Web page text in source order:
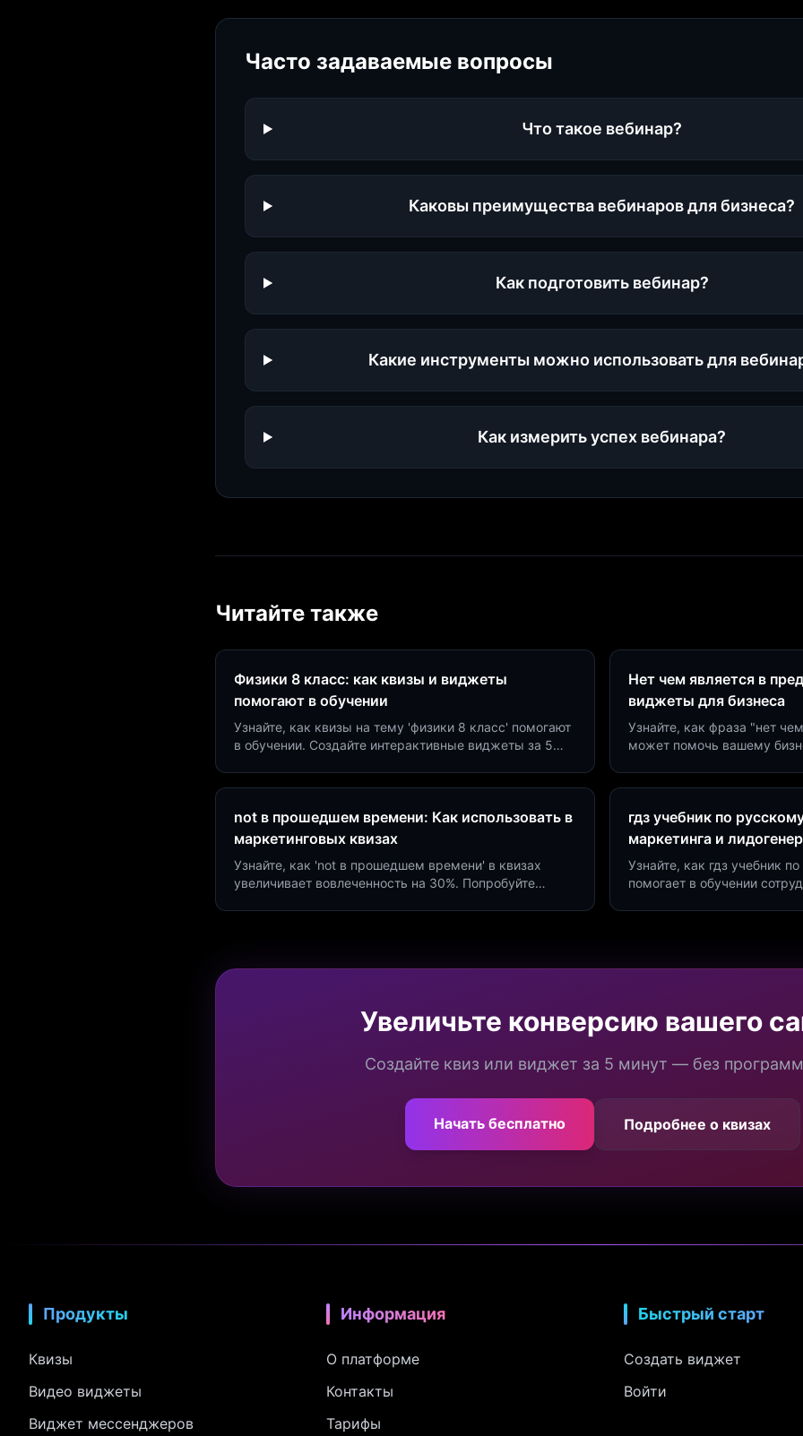
Часто задаваемые вопросы
Что такое вебинар?
Каковы преимущества вебинаров для бизнеса?
Как подготовить вебинар?
Какие инструменты можно использовать для
Как измерить успех вебинара?
Читайте также
Физики 8 класс: как квизы и виджеты
помогают в обучении
Узнайте, как квизы на тему 'физики 8 класс' помогают
в обучении. Создайте интерактивные виджеты за 5
Нет чем является в
виджеты для бизнеса
Узнайте, как фраза "нет
может помочь вашему
not в прошедшем времени: Как использовать в
маркетинговых квизах
Узнайте, как 'not в прошедшем времени' в квизах
увеличивает вовлеченность на 30%. Попробуйте
гдз учебник по
маркетинга и
Узнайте, как гдз учебник
помогает в обучении
Увеличьте конверсию вашего
Создайте квиз или виджет за 5 минут — без
Начать бесплатно Подробнее о квизах
Продукты
Квизы
Видео виджеты
Виджет мессенджеров
Информация
О платформе
Контакты
Тарифы
Быстрый старт
Создать виджет
Войти